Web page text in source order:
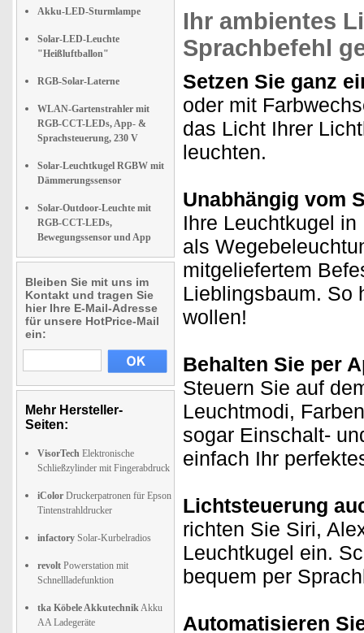
Akku-LED-Sturmlampe
Solar-LED-Leuchte
"Heißluftballon"
RGB-Solar-Laterne
WLAN-Gartenstrahler mit
RGB-CCT-LEDs, App- &
Sprachsteuerung, 230 V
Solar-Leuchtkugel RGBW mit
Dämmerungssensor
Solar-Outdoor-Leuchte mit
RGB-CCT-LEDs,
Bewegungssensor und App
Bleiben Sie mit uns im
Kontakt und tragen Sie
hier Ihre E-Mail-Adresse
für unsere HotPrice-Mail
ein:
Mehr Hersteller-
Seiten:
VisorTech Elektronische
Schließzylinder mit Fingerabdruck
iColor Druckerpatronen für Epson
Tintenstrahldrucker
infactory Solar-Kurbelradios
revolt Powerstation mit
Schnellladefunktion
tka Köbele AkkutechnikAkku
AA Ladegeräte
Ihr ambientes
Sprachbefehl
Setzen Sie ganz
oder mit
das Licht Ihrer
leuchten.
Unabhängig vom
Ihre Leuchtkugel in
als
mitgeliefertem
Lieblingsbaum. So
wollen!
Behalten Sie per
Steuern Sie auf
Leuchtmodi,
sogar Einschalt-
einfach Ihr
Lichtsteuerung
richten Sie Siri,
Leuchtkugel ein.
bequem per
Automatisieren